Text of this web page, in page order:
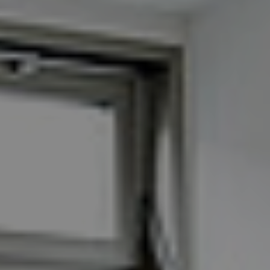
ALLE PRODUKTE
Magazin